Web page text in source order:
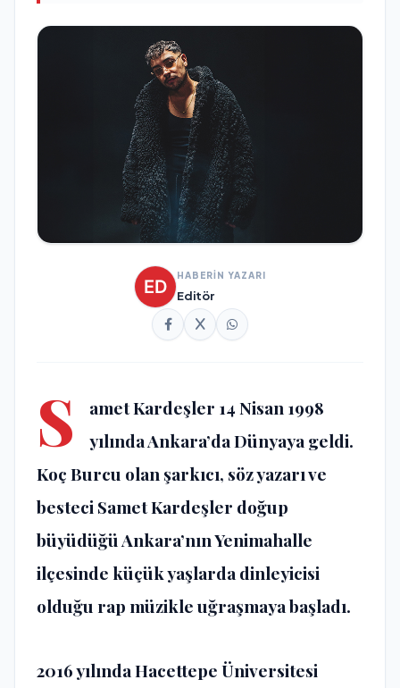
HABERİN YAZARI
Editör
S
amet Kardeşler 14 Nisan 1998
yılında Ankara’da Dünyaya geldi.
Koç Burcu olan şarkıcı, söz yazarı ve
besteci Samet Kardeşler doğup
büyüdüğü Ankara’nın Yenimahalle
ilçesinde küçük yaşlarda dinleyicisi
olduğu rap müzikle uğraşmaya başladı.
2016 yılında Hacettepe Üniversitesi